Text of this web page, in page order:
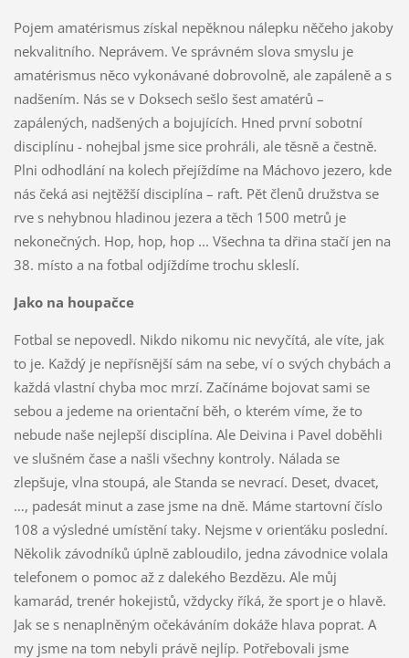
Pojem amatérismus získal nepěknou nálepku něčeho jakoby
nekvalitního. Neprávem. Ve správném slova smyslu je
amatérismus něco vykonávané dobrovolně, ale zapáleně a s
nadšením. Nás se v Doksech sešlo šest amatérů –
zapálených, nadšených a bojujících. Hned první sobotní
disciplínu - nohejbal jsme sice prohráli, ale těsně a čestně.
Plni odhodlání na kolech přejíždíme na Máchovo jezero, kde
nás čeká asi nejtěžší disciplína – raft. Pět členů družstva se
rve s nehybnou hladinou jezera a těch 1500 metrů je
nekonečných. Hop, hop, hop ... Všechna ta dřina stačí jen na
38. místo a na fotbal odjíždíme trochu skleslí.
Jako na houpačce
Fotbal se nepovedl. Nikdo nikomu nic nevyčítá, ale víte, jak
to je. Každý je nepřísnější sám na sebe, ví o svých chybách a
každá vlastní chyba moc mrzí. Začínáme bojovat sami se
sebou a jedeme na orientační běh, o kterém víme, že to
nebude naše nejlepší disciplína. Ale Deivina i Pavel doběhli
ve slušném čase a našli všechny kontroly. Nálada se
zlepšuje, vlna stoupá, ale Standa se nevrací. Deset, dvacet,
…, padesát minut a zase jsme na dně. Máme startovní číslo
108 a výsledné umístění taky. Nejsme v orienťáku poslední.
Několik závodníků úplně zabloudilo, jedna závodnice volala
telefonem o pomoc až z dalekého Bezdězu. Ale můj
kamarád, trenér hokejistů, vždycky říká, že sport je o hlavě.
Jak se s nenaplněným očekáváním dokáže hlava poprat. A
my jsme na tom nebyli právě nejlíp. Potřebovali jsme